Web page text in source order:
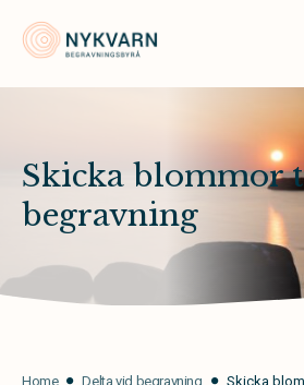
Nykvarn
Skicka blommor
begravning
Home Delta vid begravning Skicka